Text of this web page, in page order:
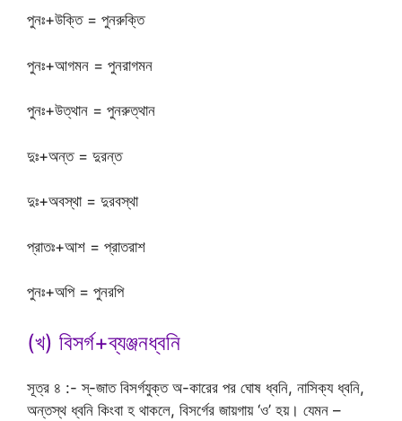
পুনঃ+উক্তি = পুনরুক্তি
পুনঃ+আগমন = পুনরাগমন
পুনঃ+উত্থান = পুনরুত্থান
দুঃ+অন্ত = দুরন্ত
দুঃ+অবস্থা = দুরবস্থা
প্রাতঃ+আশ = প্রাতরাশ
পুনঃ+অপি = পুনরপি
(খ) বিসর্গ+ব্যঞ্জনধ্বনি
সূত্র ৪ :- স্-জাত বিসর্গযুক্ত অ-কারের পর ঘোষ ধ্বনি, নাসিক্য ধ্বনি,
অন্তস্থ ধ্বনি কিংবা হ থাকলে, বিসর্গের জায়গায় ‘ও’ হয়। যেমন –